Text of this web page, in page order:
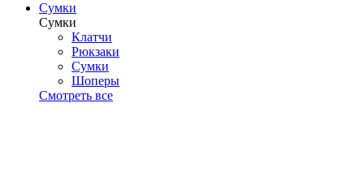
Сумки
Сумки
Клатчи
Рюкзаки
Сумки
Шоперы
Смотреть все